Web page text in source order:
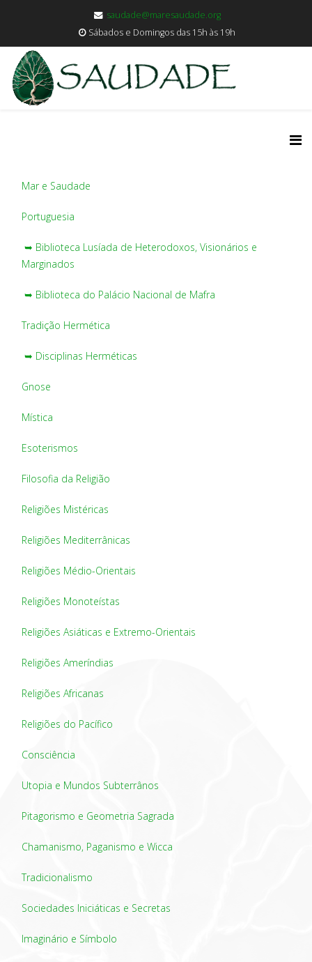
saudade@maresaudade.org
Sábados e Domingos das 15h às 19h
Mar e Saudade
Portuguesia
➥ Biblioteca Lusíada de Heterodoxos, Visionários e
Marginados
➥ Biblioteca do Palácio Nacional de Mafra
Tradição Hermética
➥ Disciplinas Herméticas
Gnose
Mística
Esoterismos
Filosofia da Religião
Religiões Mistéricas
Religiões Mediterrânicas
Religiões Médio-Orientais
Religiões Monoteístas
Religiões Asiáticas e Extremo-Orientais
Religiões Ameríndias
Religiões Africanas
Religiões do Pacífico
Consciência
Utopia e Mundos Subterrânos
Pitagorismo e Geometria Sagrada
Chamanismo, Paganismo e Wicca
Tradicionalismo
Sociedades Iniciáticas e Secretas
Imaginário e Símbolo